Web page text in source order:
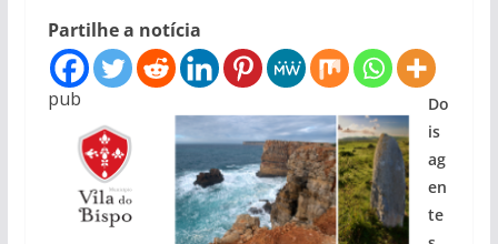
Partilhe a notícia
pub
Do
is
ag
en
te